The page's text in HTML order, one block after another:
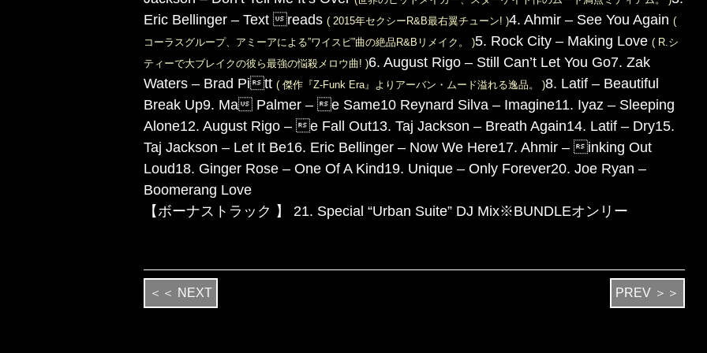
Eric Bellinger – Text reads ( 2015年セクシーR&B最右翼チューン! )4. Ahmir – See You Again (
コーラスグループ、アミーアによる”ワイスピ”曲の絶品R&Bリメイク。 )5. Rock City – Making Love ( R.シ
ティーで大ブレイクの彼ら最強の悩殺メロウ曲! )6. August Rigo – Still Can’t Let You Go7. Zak
Waters – Brad Pitt ( 傑作『Z-Funk Era』よりアーバン・ムード溢れる逸品。 )8. Latif – Beautiful
Break Up9. Ma Palmer – e Same10 Reynard Silva – Imagine11. Iyaz – Sleeping
Alone12. August Rigo – e Fall Out13. Taj Jackson – Breath Again14. Latif – Dry15.
Taj Jackson – Let It Be16. Eric Bellinger – Now We Here17. Ahmir – inking Out
Loud18. Ginger Rose – One Of A Kind19. Unique – Only Forever20. Joe Ryan –
Boomerang Love
【ボーナストラック 】
21. Special “Urban Suite” DJ Mix※BUNDLEオンリー
＜＜ NEXT PREV ＞＞